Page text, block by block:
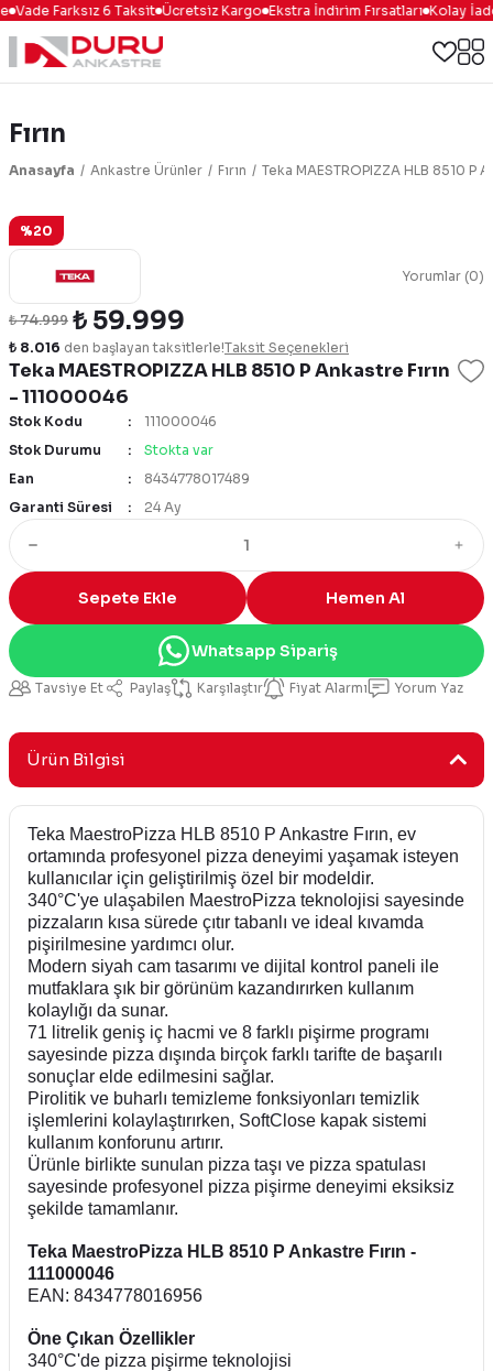
Vade Farksız 6 Taksit Ücretsiz Kargo Ekstra İndirim Fırsatları Kolay
Fırın
Anasayfa Ankastre Ürünler Fırın Teka MAESTROPIZZA HLB 8510 P
%20
Yorumlar (0)
Teka MAESTROPIZZA HLB 8510 P Ankastre Fırın
- 111000046
₺ 74.999 ₺ 59.999
₺ 8.016 den başlayan taksitlerle!Taksit Seçenekleri
Stok Kodu
111000046
Stok Durumu
Stokta var
Ean
8434778017489
Garanti Süresi
24 Ay
Sepete Ekle Hemen Al
Whatsapp Sipariş
Tavsiye Et Paylaş Karşılaştır Fiyat Alarmı Yorum Yaz
Ürün Bilgisi
Teka MaestroPizza HLB 8510 P Ankastre Fırın, ev
ortamında profesyonel pizza deneyimi yaşamak isteyen
kullanıcılar için geliştirilmiş özel bir modeldir.
340°C'ye ulaşabilen MaestroPizza teknolojisi sayesinde
pizzaların kısa sürede çıtır tabanlı ve ideal kıvamda
pişirilmesine yardımcı olur.
Modern siyah cam tasarımı ve dijital kontrol paneli ile
mutfaklara şık bir görünüm kazandırırken kullanım
kolaylığı da sunar.
71 litrelik geniş iç hacmi ve 8 farklı pişirme programı
sayesinde pizza dışında birçok farklı tarifte de başarılı
sonuçlar elde edilmesini sağlar.
Pirolitik ve buharlı temizleme fonksiyonları temizlik
işlemlerini kolaylaştırırken, SoftClose kapak sistemi
kullanım konforunu artırır.
Ürünle birlikte sunulan pizza taşı ve pizza spatulası
sayesinde profesyonel pizza pişirme deneyimi eksiksiz
şekilde tamamlanır.
Teka MaestroPizza HLB 8510 P Ankastre Fırın -
111000046
EAN: 8434778016956
Öne Çıkan Özellikler
340°C'de pizza pişirme teknolojisi